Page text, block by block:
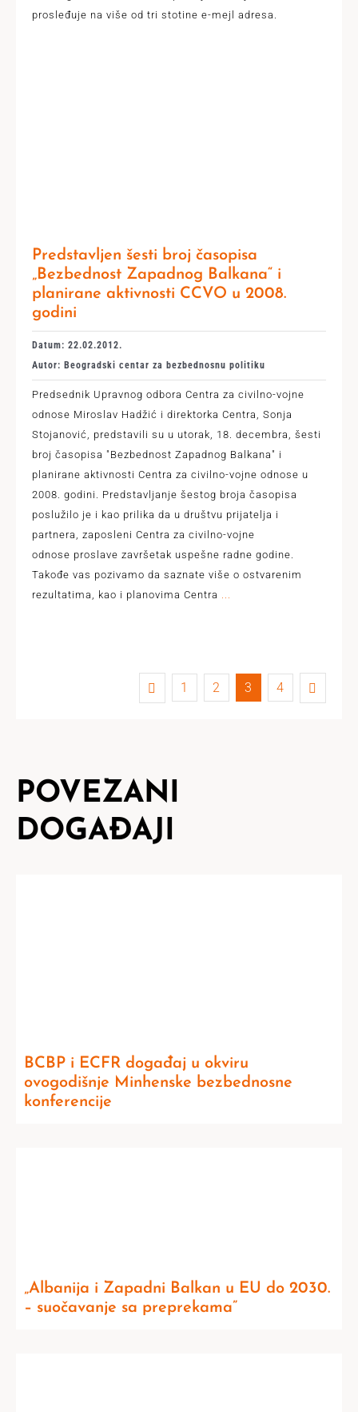
prosleđuje na više od tri stotine e-mejl adresa.
Predstavljen šesti broj časopisa
„Bezbednost Zapadnog Balkana“ i
planirane aktivnosti CCVO u 2008.
godini
Datum: 22.02.2012.
Autor: Beogradski centar za bezbednosnu politiku
Predsednik Upravnog odbora Centra za civilno-vojne
odnose Miroslav Hadžić i direktorka Centra, Sonja
Stojanović, predstavili su u utorak, 18. decembra, šesti
broj časopisa "Bezbednost Zapadnog Balkana" i
planirane aktivnosti Centra za civilno-vojne odnose u
2008. godini. Predstavljanje šestog broja časopisa
poslužilo je i kao prilika da u društvu prijatelja i
partnera, zaposleni Centra za civilno-vojne
odnose proslave završetak uspešne radne godine.
Takođe vas pozivamo da saznate više o ostvarenim
rezultatima, kao i planovima Centra
1 2 3 4
POVEZANI
DOGAĐAJI
BCBP i ECFR događaj u okviru
ovogodišnje Minhenske bezbednosne
konferencije
„Albanija i Zapadni Balkan u EU do 2030.
– suočavanje sa preprekama”